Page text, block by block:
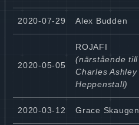
2020-07-29 Alex Budden
2020-05-05
ROJAFI
(närstående till
Charles Ashley
Heppenstall)
2020-03-12 Grace Skaugen